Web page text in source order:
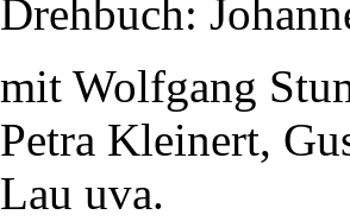
Drehbuch:
mit Wolfgang
Petra Kleinert,
Lau uva.